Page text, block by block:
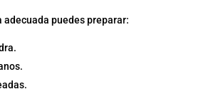
adecuada puedes preparar: